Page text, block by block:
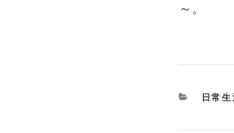
～。
日常生